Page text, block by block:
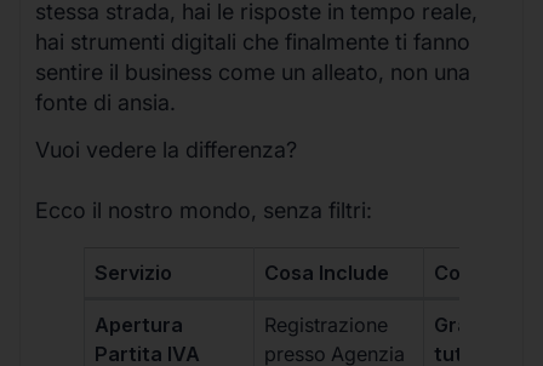
stessa strada, hai le risposte in tempo reale,
hai strumenti digitali che finalmente ti fanno
sentire il business come un alleato, non una
fonte di ansia.
Vuoi vedere la differenza?
Ecco il nostro mondo, senza filtri:
Servizio Cosa Include Costo
Apertura
Partita IVA
Registrazione
presso Agenzia
Gratis,
tutti i piani